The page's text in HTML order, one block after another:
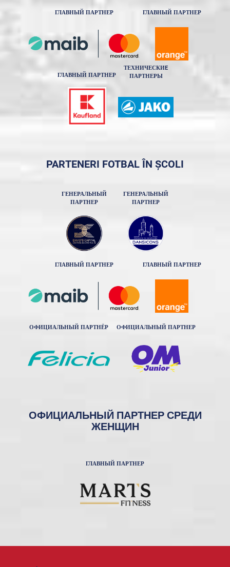
ГЛАВНЫЙ ПАРТНЕР ГЛАВНЫЙ ПАРТНЕР
ГЛАВНЫЙ ПАРТНЕР
ТЕХНИЧЕСКИE
ПАРТНЕРЫ
PARTENERI FOTBAL ÎN ȘCOLI
ГЕНЕРАЛЬНЫЙ
ПАРТНЕР
ГЕНЕРАЛЬНЫЙ
ПАРТНЕР
ГЛАВНЫЙ ПАРТНЕР ГЛАВНЫЙ ПАРТНЕР
ОФИЦИАЛЬНЫЙ ПАРТНЁР ОФИЦИАЛЬНЫЙ ПАРТНЕР
ОФИЦИАЛЬНЫЙ ПАРТНЕР СРЕДИ
ЖЕНЩИН
ГЛАВНЫЙ ПАРТНЕР